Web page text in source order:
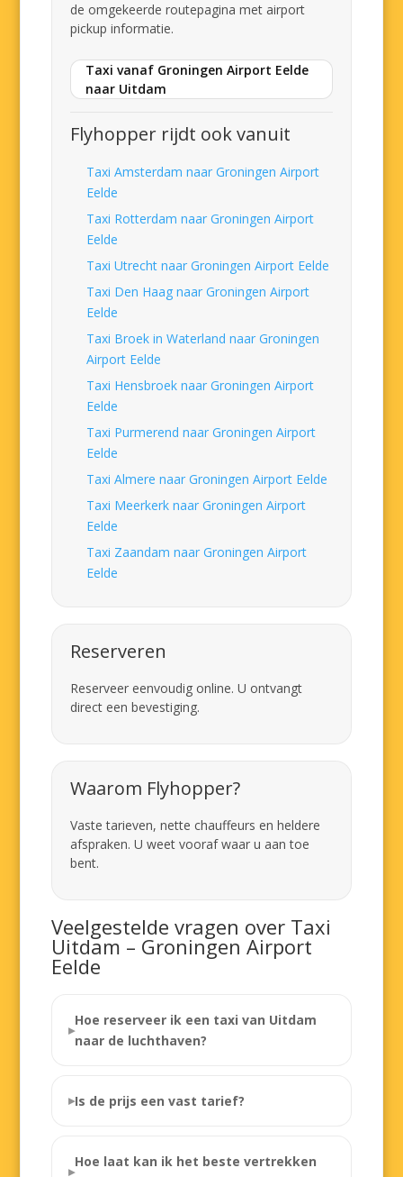
de omgekeerde routepagina met airport
pickup informatie.
Taxi vanaf Groningen Airport Eelde
naar Uitdam
Flyhopper rijdt ook vanuit
Taxi Amsterdam naar Groningen Airport
Eelde
Taxi Rotterdam naar Groningen Airport
Eelde
Taxi Utrecht naar Groningen Airport Eelde
Taxi Den Haag naar Groningen Airport
Eelde
Taxi Broek in Waterland naar Groningen
Airport Eelde
Taxi Hensbroek naar Groningen Airport
Eelde
Taxi Purmerend naar Groningen Airport
Eelde
Taxi Almere naar Groningen Airport Eelde
Taxi Meerkerk naar Groningen Airport
Eelde
Taxi Zaandam naar Groningen Airport
Eelde
Reserveren
Reserveer eenvoudig online. U ontvangt
direct een bevestiging.
Waarom Flyhopper?
Vaste tarieven, nette chauffeurs en heldere
afspraken. U weet vooraf waar u aan toe
bent.
Veelgestelde vragen over Taxi
Uitdam – Groningen Airport
Eelde
Hoe reserveer ik een taxi van Uitdam
naar de luchthaven?
Is de prijs een vast tarief?
Hoe laat kan ik het beste vertrekken